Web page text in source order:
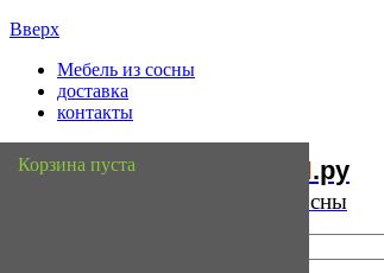
Вверх
Мебель из сосны
доставка
контакты
Мебель Сосны.ру
Интернет магазин мебели из сосны
Корзина пуста